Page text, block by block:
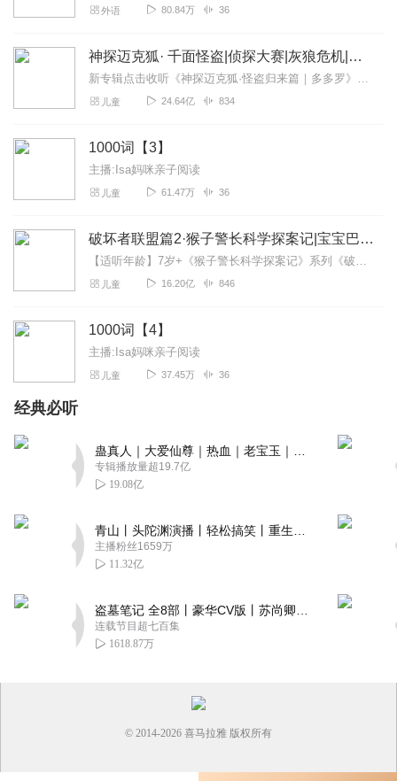
外语 80.84万 36
神探迈克狐· 千面怪盗|侦探大赛|灰狼危机|多多罗
新专辑点击收听《神探迈克狐·怪盗归来篇｜多多罗》！！！>>>点击进入主播橱窗购买《神探迈克狐》系列图书吧!<<<多多罗故事【点击前往】收听多多罗其他好玩有趣的故...
儿童 24.64亿 834
1000词【3】
主播:Isa妈咪亲子阅读
儿童 61.47万 36
破坏者联盟篇2·猴子警长科学探案记|宝宝巴士故事
【适听年龄】7岁+《猴子警长科学探案记》系列《破坏者联盟篇1·猴子警长科学探案记》>>>《破坏者联盟篇2·猴子警长科学探案记》>>>《破坏者联盟篇3·猴子警长科...
儿童 16.20亿 846
1000词【4】
主播:Isa妈咪亲子阅读
儿童 37.45万 36
经典必听
专辑播放量超19.7亿
19.08亿
主播粉丝1659万
11.32亿
连载节目超七百集
1618.87万
© 2014-2026 喜马拉雅 版权所有